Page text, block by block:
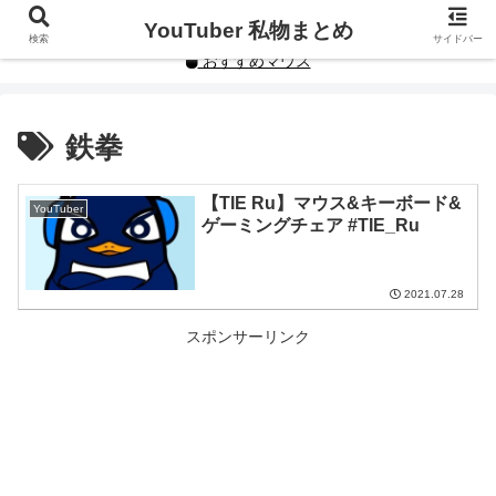
YouTuberや人気インフルエンサーの私物まとめです。
おすすめマウス
鉄拳
YouTuber
【TIE Ru】マウス&キーボード&
ゲーミングチェア #TIE_Ru
2021.07.28
スポンサーリンク
検索 YouTuber 私物まとめ サイドバー